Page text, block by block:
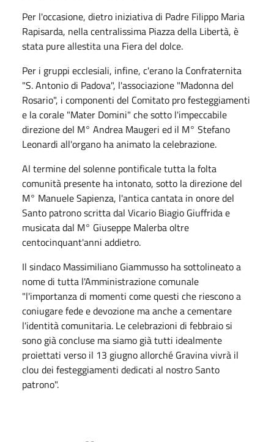
Per l'occasione, dietro iniziativa di Padre Filippo Maria
Rapisarda, nella centralissima Piazza della Libertà, è
stata pure allestita una Fiera del dolce.
Per i gruppi ecclesiali, infine, c'erano la Confraternita
"S. Antonio di Padova", l'associazione "Madonna del
Rosario", i componenti del Comitato pro festeggiamenti
e la corale "Mater Domini" che sotto l'impeccabile
direzione del M° Andrea Maugeri ed il M° Stefano
Leonardi all'organo ha animato la celebrazione.
Al termine del solenne pontificale tutta la folta
comunità presente ha intonato, sotto la direzione del
M° Manuele Sapienza, l'antica cantata in onore del
Santo patrono scritta dal Vicario Biagio Giuffrida e
musicata dal M° Giuseppe Malerba oltre
centocinquant'anni addietro.
Il sindaco Massimiliano Giammusso ha sottolineato a
nome di tutta l'Amministrazione comunale
"l'importanza di momenti come questi che riescono a
coniugare fede e devozione ma anche a cementare
l'identità comunitaria. Le celebrazioni di febbraio si
sono già concluse ma siamo già tutti idealmente
proiettati verso il 13 giugno allorché Gravina vivrà il
clou dei festeggiamenti dedicati al nostro Santo
patrono".